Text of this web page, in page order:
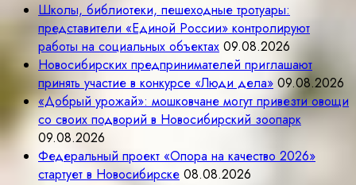
Школы, библиотеки, пешеходные тротуары:
представители «Единой России» контролируют
работы на социальных объектах 09.08.2026
Новосибирских предпринимателей приглашают
принять участие в конкурсе «Люди дела» 09.08.2026
«Добрый урожай»: мошковчане могут привезти овощи
со своих подворий в Новосибирский зоопарк
09.08.2026
Федеральный проект «Опора на качество 2026»
стартует в Новосибирске 08.08.2026